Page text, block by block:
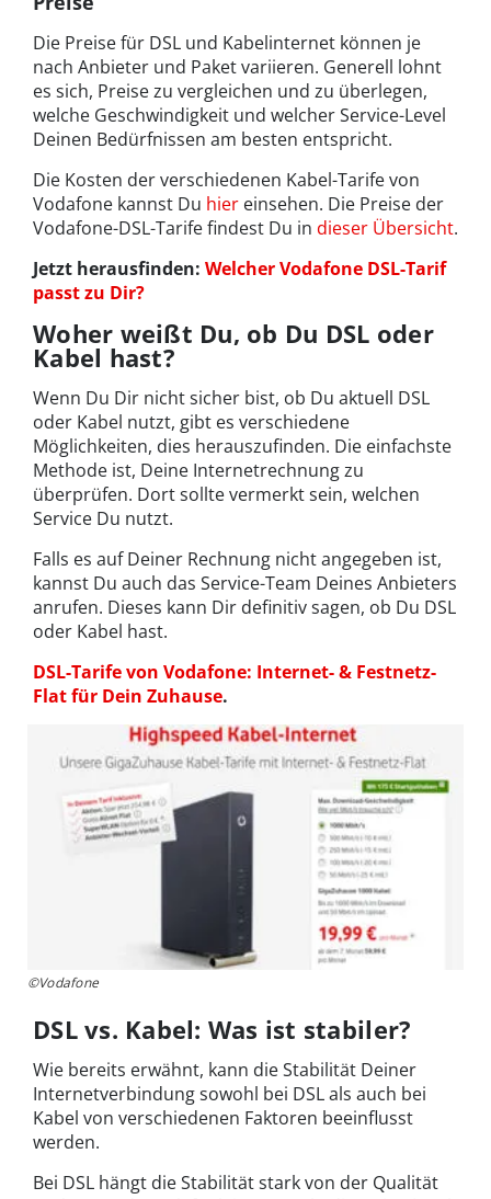
Die Preise für DSL und Kabelinternet können je
nach Anbieter und Paket variieren. Generell lohnt
es sich, Preise zu vergleichen und zu überlegen,
welche Geschwindigkeit und welcher Service-Level
Deinen Bedürfnissen am besten entspricht.
Die Kosten der verschiedenen Kabel-Tarife von
Vodafone kannst Du hier einsehen. Die Preise der
Vodafone-DSL-Tarife findest Du in dieser Übersicht.
Jetzt herausfinden: Welcher Vodafone DSL-Tarif
passt zu Dir?
Woher weißt Du, ob Du DSL oder
Kabel hast?
Wenn Du Dir nicht sicher bist, ob Du aktuell DSL
oder Kabel nutzt, gibt es verschiedene
Möglichkeiten, dies herauszufinden. Die einfachste
Methode ist, Deine Internetrechnung zu
überprüfen. Dort sollte vermerkt sein, welchen
Service Du nutzt.
Falls es auf Deiner Rechnung nicht angegeben ist,
kannst Du auch das Service-Team Deines Anbieters
anrufen. Dieses kann Dir definitiv sagen, ob Du DSL
oder Kabel hast.
DSL-Tarife von Vodafone: Internet- & Festnetz-
Flat für Dein Zuhause.
©Vodafone
DSL vs. Kabel: Was ist stabiler?
Wie bereits erwähnt, kann die Stabilität Deiner
Internetverbindung sowohl bei DSL als auch bei
Kabel von verschiedenen Faktoren beeinflusst
werden.
Bei DSL hängt die Stabilität stark von der Qualität